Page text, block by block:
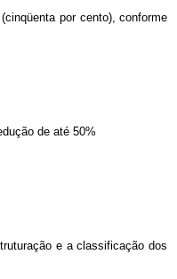
por cento), conforme
de até 50%
e a classificação dos